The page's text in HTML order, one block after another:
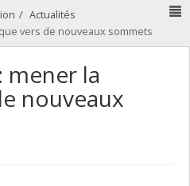
Actualités
vers de nouveaux sommets
mener la
nouveaux